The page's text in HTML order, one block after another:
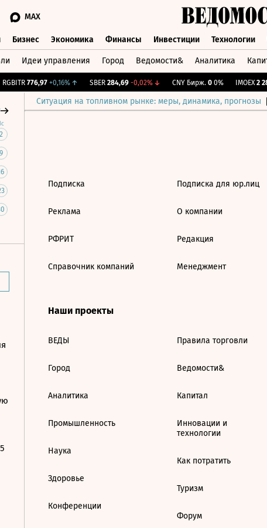
MAX
Бизнес Экономика Финансы Инвестиции Технологии
Идеи управления Город Ведомости& Аналитика
RGBITR 776,97 +0,16%↑ SBER 284,69 -0,02%↓ CNY Бирж. 0 0% IMOEX 2
Ситуация на топливном рынке: меры, динамика, прогнозы
2
9
Подписка
Реклама
РФРИТ
Справочник компаний
Подписка для юр.лиц
О компании
Редакция
Менеджмент
Наши проекты
ВЕДЫ
Город
Аналитика
Промышленность
Наука
Здоровье
Конференции
Правила торговли
Ведомости&
Капитал
Инновации и
технологии
Как потратить
Туризм
Форум